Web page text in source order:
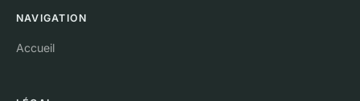
NAVIGATION
Accueil